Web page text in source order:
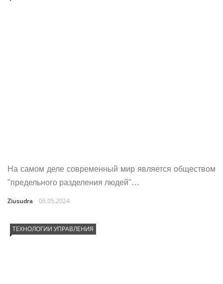
На самом деле современный мир является обществом
"предельного разделения людей"…
Ziusudra 06.05.2024
ТЕХНОЛОГИИ УПРАВЛЕНИЯ